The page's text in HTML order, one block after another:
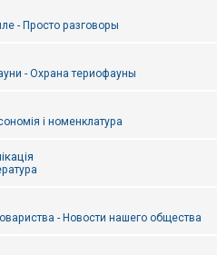
- Просто разговоры
- Охрана териофауны
і номенклатура
- Новости нашего общества